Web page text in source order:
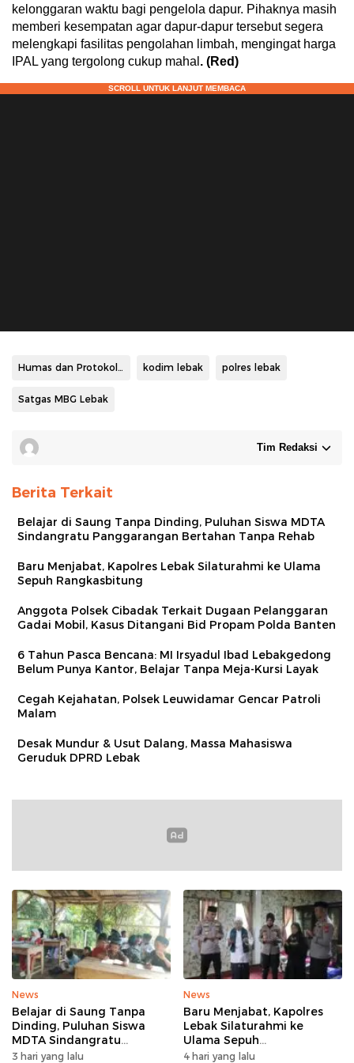
kelonggaran waktu bagi pengelola dapur. Pihaknya masih
memberi kesempatan agar dapur-dapur tersebut segera
melengkapi fasilitas pengolahan limbah, mengingat harga
IPAL yang tergolong cukup mahal . (Red)
Humas dan Protokoler Pemkab Lebak kodim lebak polres lebak
Satgas MBG Lebak
Tim Redaksi
Berita Terkait
Belajar di Saung Tanpa Dinding, Puluhan Siswa MDTA
Sindangratu Panggarangan Bertahan Tanpa Rehab
Baru Menjabat, Kapolres Lebak Silaturahmi ke Ulama
Sepuh Rangkasbitung
Anggota Polsek Cibadak Terkait Dugaan Pelanggaran
Gadai Mobil, Kasus Ditangani Bid Propam Polda Banten
6 Tahun Pasca Bencana: MI Irsyadul Ibad Lebakgedong
Belum Punya Kantor, Belajar Tanpa Meja-Kursi Layak
Cegah Kejahatan, Polsek Leuwidamar Gencar Patroli
Malam
Desak Mundur & Usut Dalang, Massa Mahasiswa
Geruduk DPRD Lebak
News
Belajar di Saung Tanpa
Dinding, Puluhan Siswa
MDTA Sindangratu
Panggarangan Bertahan
3 hari yang lalu
News
Baru Menjabat, Kapolres
Lebak Silaturahmi ke
Ulama Sepuh
Rangkasbitung
4 hari yang lalu